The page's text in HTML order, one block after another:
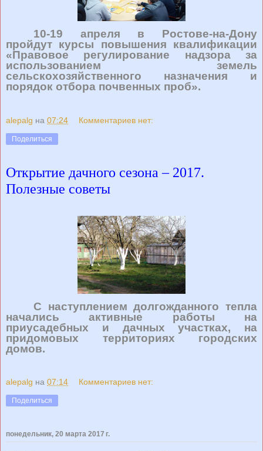
10-19 апреля в Ростове-на-Дону
пройдут курсы повышения квалификации
«Правовое регулирование надзора за
использованием земель
сельскохозяйственного назначения и
порядок отбора почвенных проб».
alepalg на 07:24 Комментариев нет:
Поделиться
Открытие дачного сезона – 2017.
Полезные советы
С наступлением долгожданного тепла
начались активные работы на
приусадебных и дачных участках, на
придомовых территориях городских
домов.
alepalg на 07:14 Комментариев нет:
Поделиться
понедельник, 20 марта 2017 г.